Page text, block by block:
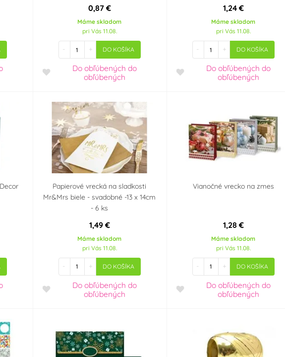
0,87 €
Máme skladom
pri Vás 11.08.
- + DO KOŠÍKA
Do obľúbenýchdo
obľúbených
1,24 €
Máme skladom
pri Vás 11.08.
- + DO KOŠÍKA
Do obľúbenýchdo
obľúbených
Papierové vrecká na sladkosti
Mr&Mrs biele - svadobné -13 x 14cm
- 6 ks
1,49 €
Máme skladom
pri Vás 11.08.
- + DO KOŠÍKA
Do obľúbenýchdo
obľúbených
Vianočné vrecko na zmes
1,28 €
Máme skladom
pri Vás 11.08.
- + DO KOŠÍKA
Do obľúbenýchdo
obľúbených